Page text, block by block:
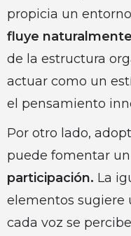
propicia un
fluye naturalmente
de la estructura
actuar como un
el pensamiento
Por otro lado,
puede fomentar un
participación. La
elementos sugiere
cada voz se